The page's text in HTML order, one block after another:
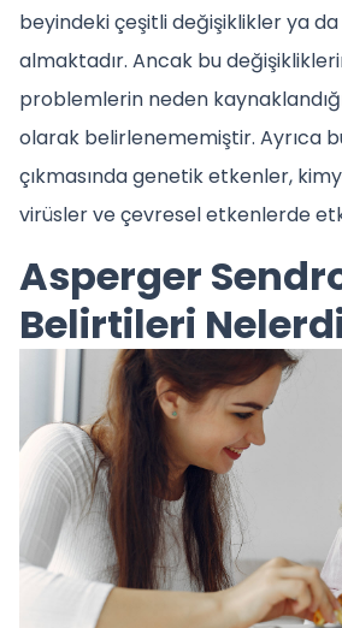
beyindeki çeşitli değişiklikler ya
almaktadır. Ancak bu
problemlerin neden
olarak belirlenememiştir. Ayrıca
çıkmasında genetik etkenler,
virüsler ve çevresel etkenlerde
Asperger
Belirtileri